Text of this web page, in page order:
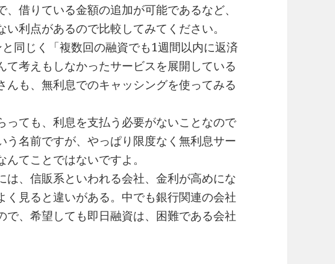
借りている金額の追加が可能であるなど、
利点があるので比較してみてください。
同じく「複数回の融資でも1週間以内に返済
て考えもしなかったサービスを展開している
んも、無利息でのキャッシングを使ってみる
っても、利息を支払う必要がないことなので
う名前ですが、やっぱり限度なく無利息サー
てことではないですよ。
は、信販系といわれる会社、金利が高めにな
く見ると違いがある。中でも銀行関連の会社
で、希望しても即日融資は、困難である会社